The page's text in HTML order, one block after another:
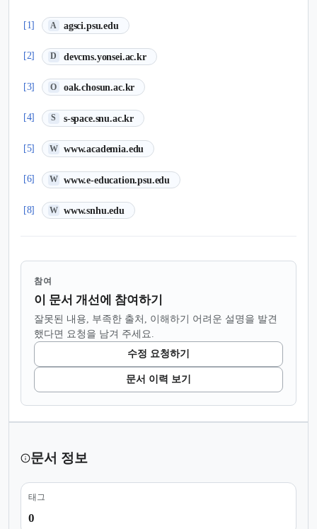
[1] A agsci.psu.edu
(새 탭에서 열림)
[2] D devcms.yonsei.ac.kr
(새 탭에서 열림)
[3] O oak.chosun.ac.kr
(새 탭에서 열림)
[4] S s-space.snu.ac.kr
(새 탭에서 열림)
[5] W www.academia.edu
(새 탭에서 열림)
[6] W www.e-education.psu.edu
(새 탭에서 열림)
[8] W www.snhu.edu
(새 탭에서 열림)
참여
이 문서 개선에 참여하기
잘못된 내용, 부족한 출처, 이해하기 어려운 설명을 발견
했다면 요청을 남겨 주세요.
수정 요청하기
문서 이력 보기
문서 정보
태그
0